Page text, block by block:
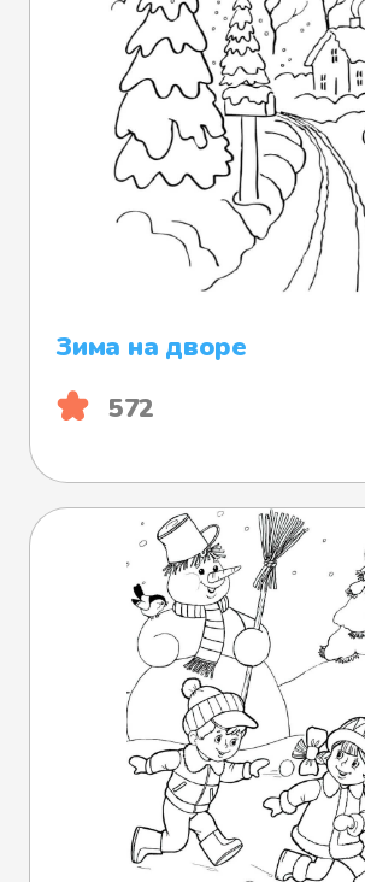
Зима на дворе
572